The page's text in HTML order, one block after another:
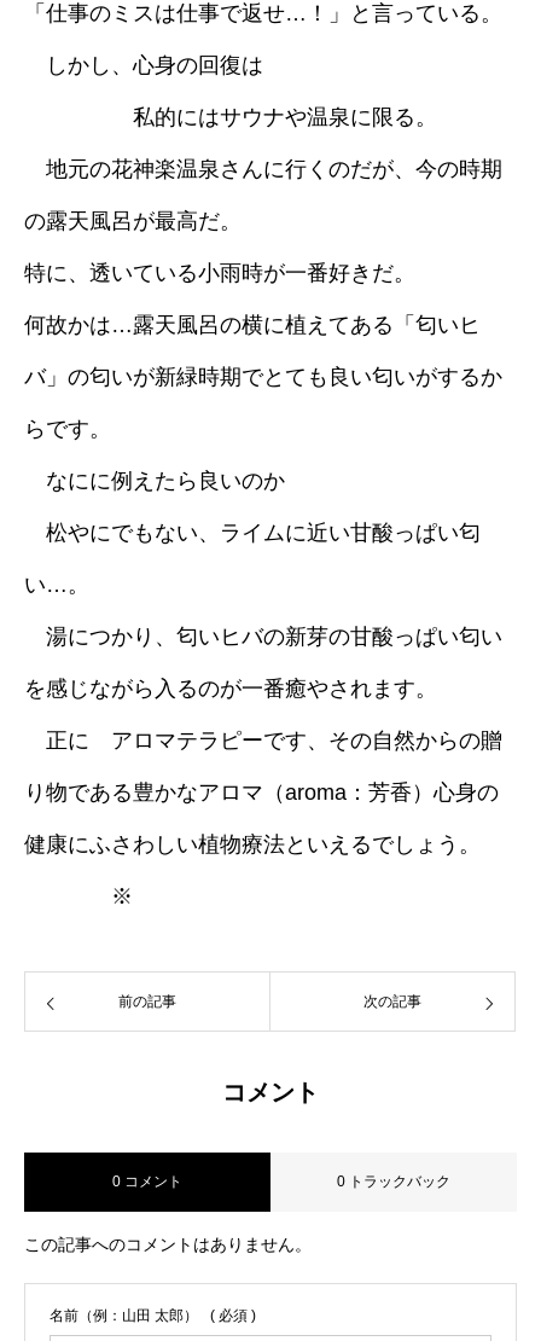
「仕事のミスは仕事で返せ…！」と言っている。
しかし、心身の回復は
私的にはサウナや温泉に限る。
地元の花神楽温泉さんに行くのだが、今の時期
の露天風呂が最高だ。
特に、透いている小雨時が一番好きだ。
何故かは…露天風呂の横に植えてある「匂いヒ
バ」の匂いが新緑時期でとても良い匂いがするか
らです。
なにに例えたら良いのか
松やにでもない、ライムに近い甘酸っぱい匂
い…。
湯につかり、匂いヒバの新芽の甘酸っぱい匂い
を感じながら入るのが一番癒やされます。
正に アロマテラピーです、その自然からの贈
り物である豊かなアロマ（aroma：芳香）心身の
健康にふさわしい植物療法といえるでしょう。
※
前の記事 次の記事
コメント
0 コメント 0 トラックバック
この記事へのコメントはありません。
名前（例：山田 太郎） ( 必須 )